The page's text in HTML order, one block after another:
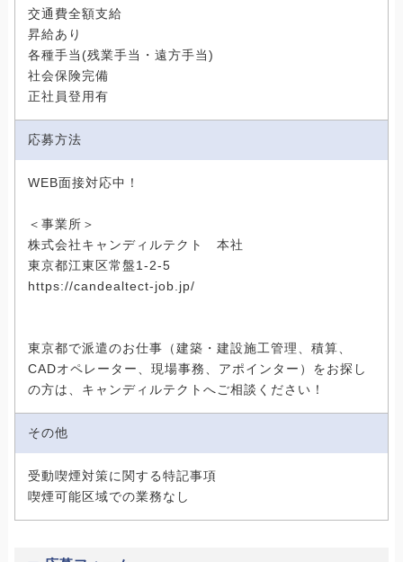
交通費全額支給
昇給あり
各種手当(残業手当・遠方手当)
社会保険完備
正社員登用有
応募方法
WEB面接対応中！
＜事業所＞
株式会社キャンディルテクト 本社
東京都江東区常盤1-2-5
https://candealtect-job.jp/
東京都で派遣のお仕事（建築・建設施工管理、積算、
CADオペレーター、現場事務、アポインター）をお探し
の方は、キャンディルテクトへご相談ください！
その他
受動喫煙対策に関する特記事項
喫煙可能区域での業務なし